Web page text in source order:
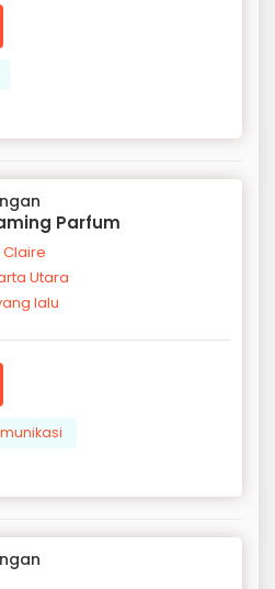
Parfum
Utara
lalu